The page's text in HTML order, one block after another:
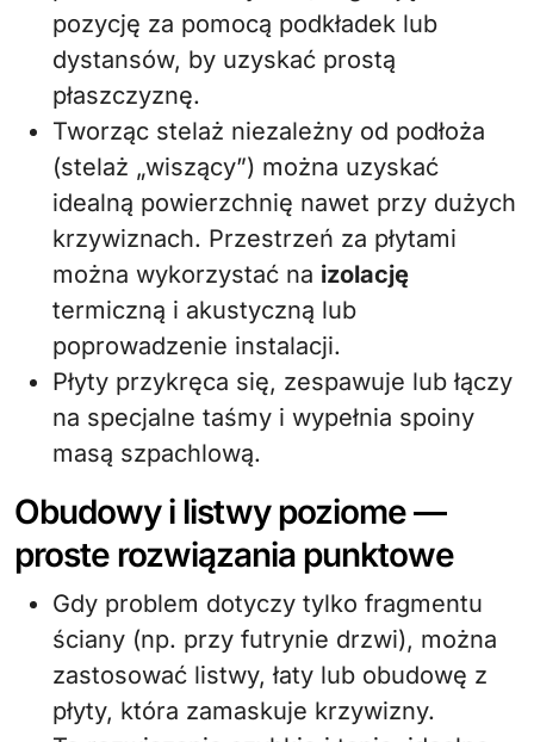
pozycję za pomocą podkładek lub
dystansów, by uzyskać prostą
płaszczyznę.
Tworząc stelaż niezależny od podłoża
(stelaż „wiszący”) można uzyskać
idealną powierzchnię nawet przy dużych
krzywiznach. Przestrzeń za płytami
można wykorzystać na izolację
termiczną i akustyczną lub
poprowadzenie instalacji.
Płyty przykręca się, zespawuje lub łączy
na specjalne taśmy i wypełnia spoiny
masą szpachlową.
Obudowy i listwy poziome —
proste rozwiązania punktowe
Gdy problem dotyczy tylko fragmentu
ściany (np. przy futrynie drzwi), można
zastosować listwy, łaty lub obudowę z
płyty, która zamaskuje krzywizny.